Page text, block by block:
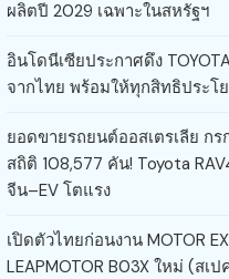
ผลิตปี 2029 เฉพาะในสหรัฐฯ
อินโดนีเซียประกาศดึง
จากไทย พร้อมให้ทุกสิทธิประโ
ยอดขายรถยนต์ออสเตรเลีย ก
สถิติ 108,577 คัน! Toyota
จีน–EV โตแรง
เปิดตัวไทยก่อนงาน MOTOR
LEAPMOTOR B03X ใหม่ (สเ